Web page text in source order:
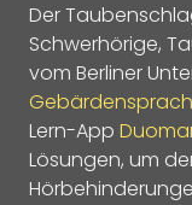
Der
Schwerhörige,
vom Berliner
Lern-App
Lösungen, um